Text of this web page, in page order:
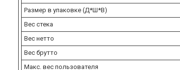
Размер в упаковке (Д*Ш*В)
Вес стека
Вес нетто
Вес брутто
Макс. вес пользователя